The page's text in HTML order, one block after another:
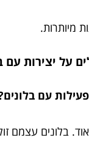
מיותרות.
עם
בלונים עצמם